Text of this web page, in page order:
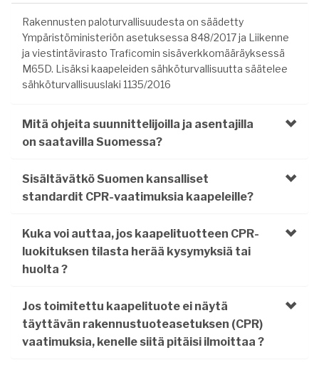
Rakennusten paloturvallisuudesta on säädetty
Ympäristöministeriön asetuksessa 848/2017 ja Liikenne
ja viestintävirasto Traficomin sisäverkkomääräyksessä
M65D. Lisäksi kaapeleiden sähköturvallisuutta säätelee
sähköturvallisuuslaki 1135/2016
Mitä ohjeita suunnittelijoilla ja asentajilla
on saatavilla Suomessa?
Sisältävätkö Suomen kansalliset
standardit CPR-vaatimuksia kaapeleille?
Kuka voi auttaa, jos kaapelituotteen CPR-
luokituksen tilasta herää kysymyksiä tai
huolta ?
Jos toimitettu kaapelituote ei näytä
täyttävän rakennustuoteasetuksen (CPR)
vaatimuksia, kenelle siitä pitäisi ilmoittaa ?